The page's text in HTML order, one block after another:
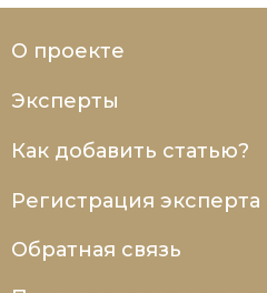
О проекте
Эксперты
Как добавить статью?
Регистрация эксперта
Обратная связь